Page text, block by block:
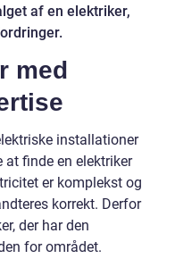
af en elektriker,
med
installationer
at finde en elektriker
er komplekst og
korrekt. Derfor
der har den
for området.